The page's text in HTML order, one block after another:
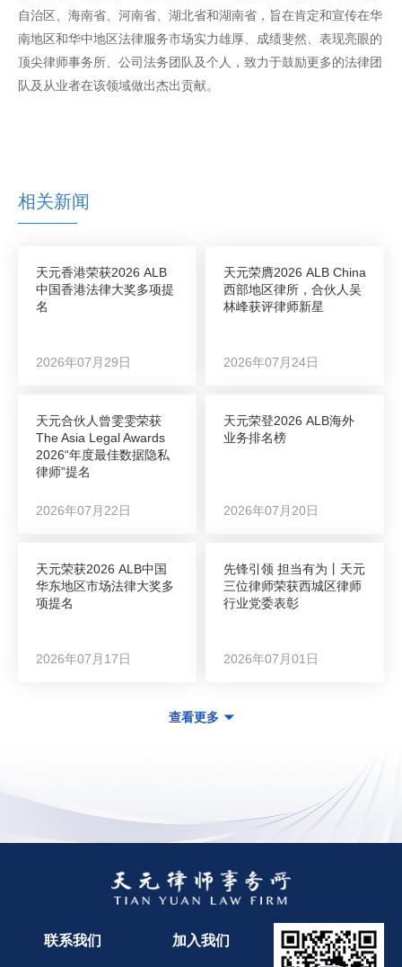
自治区、海南省、河南省、湖北省和湖南省，旨在肯定和宣传在华
南地区和华中地区法律服务市场实力雄厚、成绩斐然、表现亮眼的
顶尖律师事务所、公司法务团队及个人，致力于鼓励更多的法律团
队及从业者在该领域做出杰出贡献。
相关新闻
天元香港荣获2026 ALB
中国香港法律大奖多项提
名
2026年07月29日
天元荣膺2026 ALB China
西部地区律所，合伙人吴
林峰获评律师新星
2026年07月24日
天元合伙人曾雯雯荣获
The Asia Legal Awards
2026“年度最佳数据隐私
律师”提名
2026年07月22日
天元荣登2026 ALB海外
业务排名榜
2026年07月20日
天元荣获2026 ALB中国
华东地区市场法律大奖多
项提名
2026年07月17日
先锋引领 担当有为丨天元
三位律师荣获西城区律师
行业党委表彰
2026年07月01日
查看更多
联系我们 加入我们